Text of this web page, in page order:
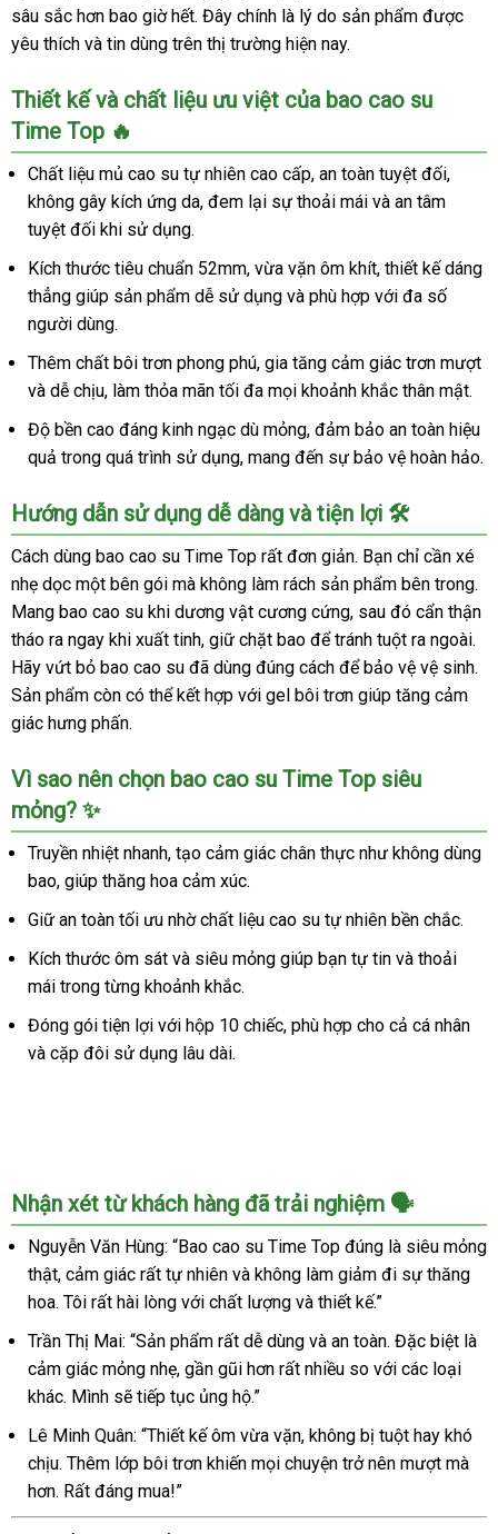
sâu sắc hơn bao giờ hết. Đây chính là lý do sản phẩm được
yêu thích và tin dùng trên thị trường hiện nay.
Thiết kế và chất liệu ưu việt của bao cao su
Time Top 🔥
Chất liệu mủ cao su tự nhiên cao cấp, an toàn tuyệt đối,
không gây kích ứng da, đem lại sự thoải mái và an tâm
tuyệt đối khi sử dụng.
Kích thước tiêu chuẩn 52mm, vừa vặn ôm khít, thiết kế dáng
thẳng giúp sản phẩm dễ sử dụng và phù hợp với đa số
người dùng.
Thêm chất bôi trơn phong phú, gia tăng cảm giác trơn mượt
và dễ chịu, làm thỏa mãn tối đa mọi khoảnh khắc thân mật.
Độ bền cao đáng kinh ngạc dù mỏng, đảm bảo an toàn hiệu
quả trong quá trình sử dụng, mang đến sự bảo vệ hoàn hảo.
Hướng dẫn sử dụng dễ dàng và tiện lợi 🛠️
Cách dùng bao cao su Time Top rất đơn giản. Bạn chỉ cần xé
nhẹ dọc một bên gói mà không làm rách sản phẩm bên trong.
Mang bao cao su khi dương vật cương cứng, sau đó cẩn thận
tháo ra ngay khi xuất tinh, giữ chặt bao để tránh tuột ra ngoài.
Hãy vứt bỏ bao cao su đã dùng đúng cách để bảo vệ vệ sinh.
Sản phẩm còn có thể kết hợp với gel bôi trơn giúp tăng cảm
giác hưng phấn.
Vì sao nên chọn bao cao su Time Top siêu
mỏng? ✨
Truyền nhiệt nhanh, tạo cảm giác chân thực như không dùng
bao, giúp thăng hoa cảm xúc.
Giữ an toàn tối ưu nhờ chất liệu cao su tự nhiên bền chắc.
Kích thước ôm sát và siêu mỏng giúp bạn tự tin và thoải
mái trong từng khoảnh khắc.
Đóng gói tiện lợi với hộp 10 chiếc, phù hợp cho cả cá nhân
và cặp đôi sử dụng lâu dài.
Nhận xét từ khách hàng đã trải nghiệm 🗣️
Nguyễn Văn Hùng: “Bao cao su Time Top đúng là siêu mỏng
thật, cảm giác rất tự nhiên và không làm giảm đi sự thăng
hoa. Tôi rất hài lòng với chất lượng và thiết kế.”
Trần Thị Mai: “Sản phẩm rất dễ dùng và an toàn. Đặc biệt là
cảm giác mỏng nhẹ, gần gũi hơn rất nhiều so với các loại
khác. Mình sẽ tiếp tục ủng hộ.”
Lê Minh Quân: “Thiết kế ôm vừa vặn, không bị tuột hay khó
chịu. Thêm lớp bôi trơn khiến mọi chuyện trở nên mượt mà
hơn. Rất đáng mua!”